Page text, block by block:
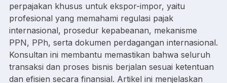
perpajakan khusus untuk ekspor-impor, yaitu
profesional yang memahami regulasi pajak
internasional, prosedur kepabeanan, mekanisme
PPN, PPh, serta dokumen perdagangan internasional.
Konsultan ini membantu memastikan bahwa seluruh
transaksi dan proses bisnis berjalan sesuai ketentuan
dan efisien secara finansial. Artikel ini menjelaskan